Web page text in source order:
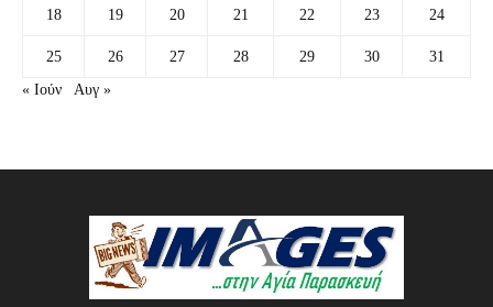
18 19 20 21 22 23 24
25 26 27 28 29 30
31
« Ιούν
Αυγ »